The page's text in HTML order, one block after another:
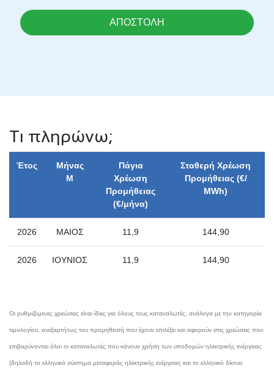
ΑΠΟΣΤΟΛΗ
Τι πληρώνω;
Έτος
Μήνας
Μ
Πάγια
Χρέωση
Προμήθειας
(€/μήνα)
Σταθερή Χρέωση
Προμήθειας (€/
ΜWh)
2026 ΜΑΙΟΣ 11,9 144,90
2026 ΙΟΥΝΙΟΣ 11,9 144,90
Oι ρυθμιζόμενες χρεώσεις είναι ίδιες για όλους τους καταναλωτές, ανάλογα με την κατηγορία
τιμολογίου, ανεξαρτήτως του προμηθευτή που έχουν επιλέξει και αφορούν στις χρεώσεις που
επιβαρύνονται όλοι οι καταναλωτές που κάνουν χρήση των υποδομών ηλεκτρικής ενέργειας
(δηλαδή το ελληνικό σύστημα μεταφοράς ηλεκτρικής ενέργειας και το ελληνικό δίκτυο